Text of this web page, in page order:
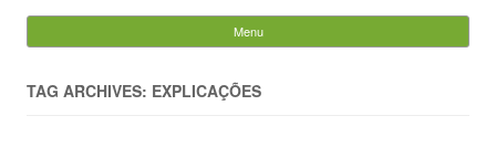
Evandro Legramonte
por:
Menu
TAG ARCHIVES: EXPLICAÇÕES